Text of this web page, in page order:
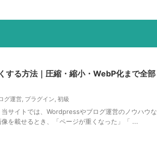
する方法｜圧縮・縮小・WebP化まで全部
グ運営, プラグイン, 初級
サイトでは、Wordpressやブログ運営のノウハウな
を載せるとき、「ページが重くなった」「 ...